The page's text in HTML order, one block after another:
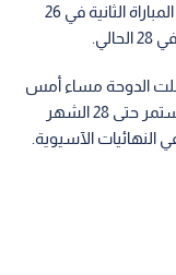
وتقام المباراة الأولى يوم غد الاثنين، فيما تقام المباراة الثانية في 26
الدوحة مساء أمس
السبت، للدخول في معسكر تدريبي إعدادي يستمر حتى 28 الشهر
النهائيات الآسيوية.